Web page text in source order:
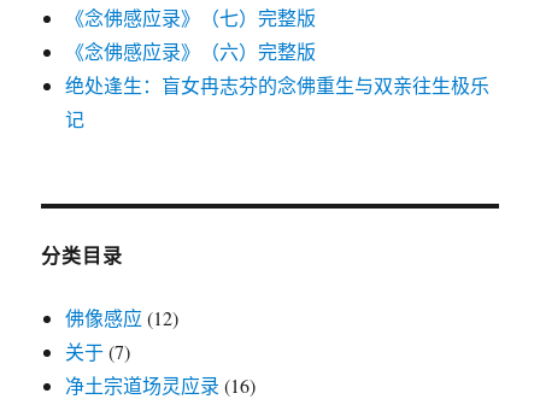
《念佛感应录》（七）完整版
《念佛感应录》（六）完整版
绝处逢生：盲女冉志芬的念佛重生与双亲往生极乐
记
分类目录
佛像感应 (12)
关于(7)
净土宗道场灵应录 (16)